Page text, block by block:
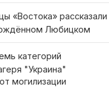
«Востока» рассказали
Любицком
категорий
"Украина"
могилизации